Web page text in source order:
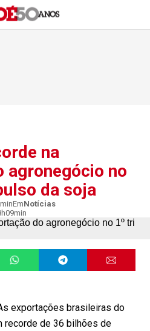
na
agronegócio no
da soja
EmNotícias
exportações brasileiras do
recorde de 36 bilhões de